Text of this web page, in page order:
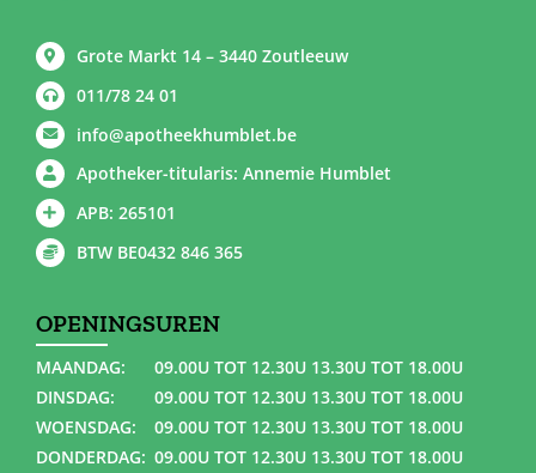
Grote Markt 14 – 3440 Zoutleeuw
011/78 24 01
info@apotheekhumblet.be
Apotheker-titularis: Annemie Humblet
APB: 265101
BTW BE0432 846 365
OPENINGSUREN
MAANDAG:
09.00U TOT 12.30U 13.30U TOT 18.00U
DINSDAG:
09.00U TOT 12.30U 13.30U TOT 18.00U
WOENSDAG:
09.00U TOT 12.30U 13.30U TOT 18.00U
DONDERDAG: 09.00U TOT 12.30U 13.30U TOT 18.00U